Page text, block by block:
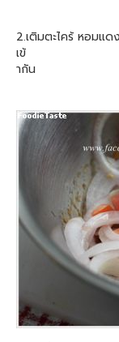
2.เติมตะไคร้ หอมแ
เข้
ากัน